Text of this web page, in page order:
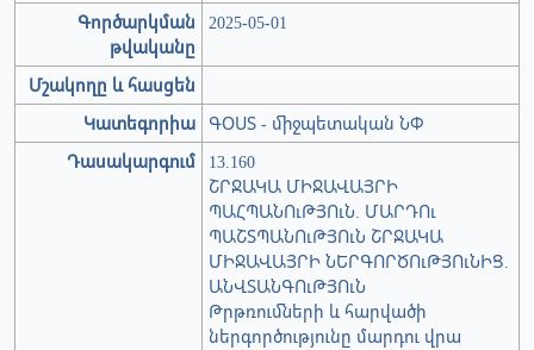
Գործարկման
թվականը
2025-05-01
Մշակողը և հասցեն
Կատեգորիա
ԳՕՍՏ - միջպետական ՆՓ
Դասակարգում
13.160
ՇՐՋԱԿԱ ՄԻՋԱՎԱՅՐԻ
ՊԱՀՊԱՆՈւԹՅՈւՆ. ՄԱՐԴՈւ
ՊԱՇՏՊԱՆՈւԹՅՈւՆ ՇՐՋԱԿԱ
ՄԻՋԱՎԱՅՐԻ ՆԵՐԳՈՐԾՈւԹՅՈւՆԻՑ.
ԱՆՎՏԱՆԳՈւԹՅՈւՆ
Թրթռումների և հարվածի
ներգործությունը մարդու վրա